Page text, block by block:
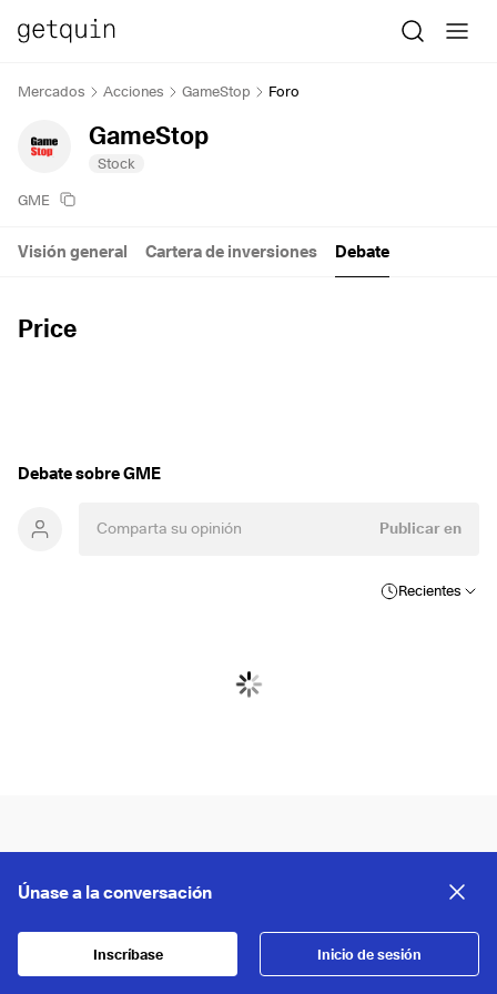
Mercados Acciones GameStop Foro
GameStop
Stock
GME
Price
Visión general Cartera de inversiones Debate
Debate sobre GME
Publicar en
Recientes
Únase a la conversación
Inscríbase Inicio de sesión